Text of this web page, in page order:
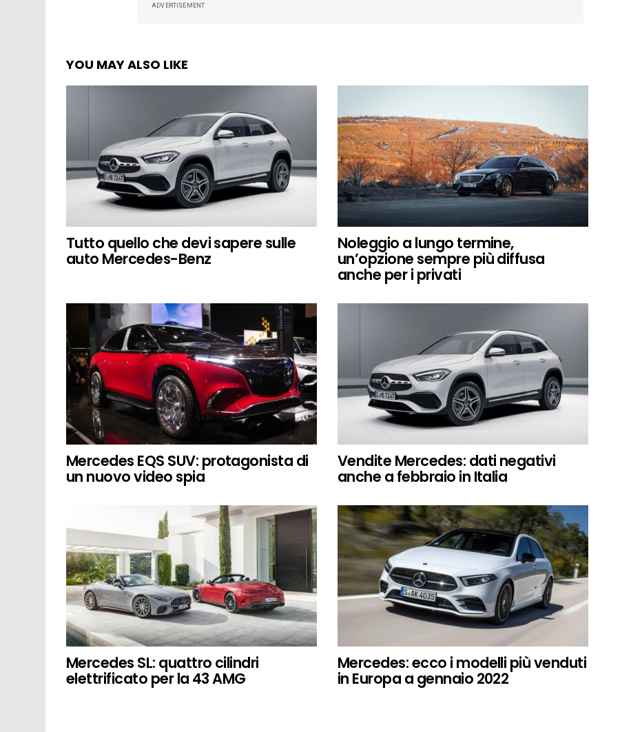
ADVERTISEMENT
YOU MAY ALSO LIKE
Tutto quello che devi sapere sulle
auto Mercedes-Benz
Noleggio a lungo termine,
un’opzione sempre più diffusa
anche per i privati
Mercedes EQS SUV: protagonista di
un nuovo video spia
Vendite Mercedes: dati negativi
anche a febbraio in Italia
Mercedes SL: quattro cilindri
elettrificato per la 43 AMG
Mercedes: ecco i modelli più venduti
in Europa a gennaio 2022